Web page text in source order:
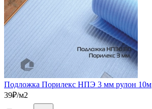
Подложка Порилекс НПЭ 3 мм рулон 10м
39₽/м2